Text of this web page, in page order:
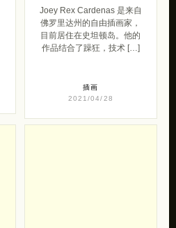
Joey Rex Cardenas 是来自
佛罗里达州的自由插画家，
目前居住在史坦顿岛。他的
作品结合了躁狂，技术 […]
插画
2021/04/28